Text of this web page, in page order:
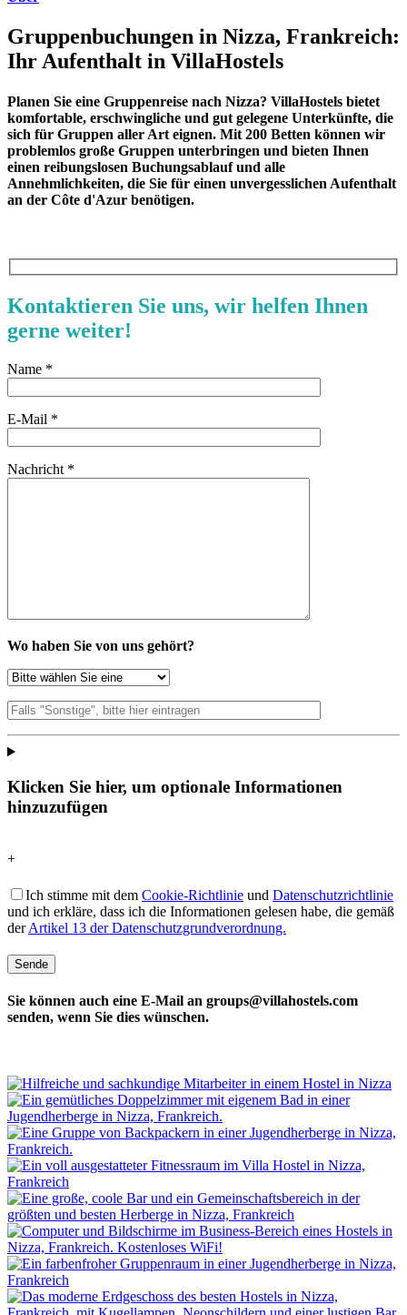
Gruppenbuchungen in Nizza, Frankreich:
Ihr Aufenthalt in VillaHostels
Planen Sie eine Gruppenreise nach Nizza? VillaHostels bietet
komfortable, erschwingliche und gut gelegene Unterkünfte, die
sich für Gruppen aller Art eignen. Mit 200 Betten können wir
problemlos große Gruppen unterbringen und bieten Ihnen
einen reibungslosen Buchungsablauf und alle
Annehmlichkeiten, die Sie für einen unvergesslichen Aufenthalt
an der Côte d'Azur benötigen.
Kontaktieren Sie uns, wir helfen Ihnen
gerne weiter!
Name *
E-Mail *
Nachricht *
Wo haben Sie von uns gehört?
Klicken Sie hier, um optionale Informationen
hinzuzufügen
+
Ich stimme mit dem Cookie-Richtlinie und Datenschutzrichtlinie
und ich erkläre, dass ich die Informationen gelesen habe, die gemäß
derArtikel 13 der Datenschutzgrundverordnung.
Sie können auch eine E-Mail an groups@villahostels.com
senden, wenn Sie dies wünschen.